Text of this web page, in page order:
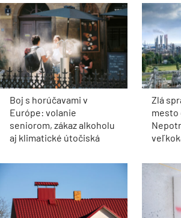
Boj s horúčavami v
Európe: volanie
seniorom, zákaz alkoholu
aj klimatické útočiská
Zlá
mesto